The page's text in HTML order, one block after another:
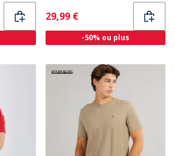
Current
29,99 €
-50% ou plus